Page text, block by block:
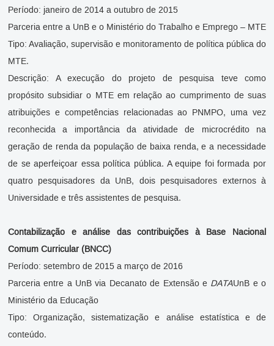
Período: janeiro de 2014 a outubro de 2015
Parceria entre a UnB e o Ministério do Trabalho e Emprego – MTE
Tipo: Avaliação, supervisão e monitoramento de política pública do
MTE.
Descrição: A execução do projeto de pesquisa teve como
propósito subsidiar o MTE em relação ao cumprimento de suas
atribuições e competências relacionadas ao PNMPO, uma vez
reconhecida a importância da atividade de microcrédito na
geração de renda da população de baixa renda, e a necessidade
de se aperfeiçoar essa política pública. A equipe foi formada por
quatro pesquisadores da UnB, dois pesquisadores externos à
Universidade e três assistentes de pesquisa.
Contabilização e análise das contribuições à Base Nacional
Comum Curricular (BNCC)
Período: setembro de 2015 a março de 2016
Parceria entre a UnB via Decanato de Extensão e DATAUnB e o
Ministério da Educação
Tipo: Organização, sistematização e análise estatística e de
conteúdo.